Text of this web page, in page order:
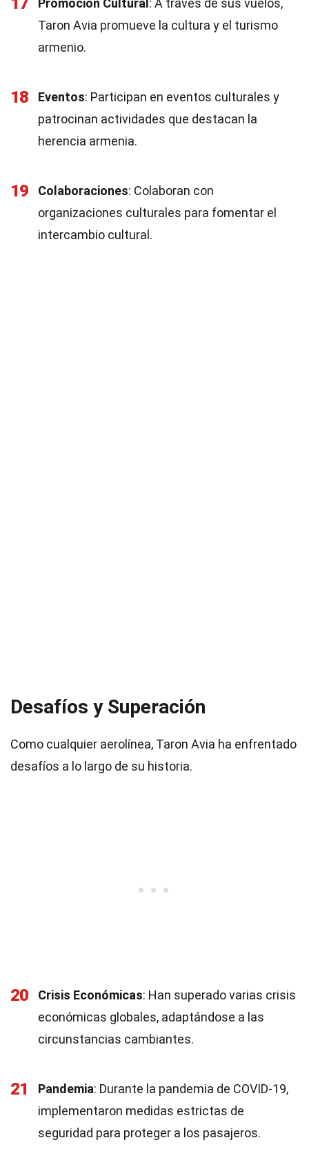
Promoción Cultural : A través de sus vuelos,
Taron Avia promueve la cultura y el turismo
armenio.
18 Eventos: Participan en eventos culturales y
patrocinan actividades que destacan la
herencia armenia.
19 Colaboraciones: Colaboran con
organizaciones culturales para fomentar el
intercambio cultural.
Desafíos y Superación
Como cualquier aerolínea, Taron Avia ha enfrentado
desafíos a lo largo de su historia.
20 Crisis Económicas: Han superado varias crisis
económicas globales, adaptándose a las
circunstancias cambiantes.
21 Pandemia: Durante la pandemia de COVID-19,
implementaron medidas estrictas de
seguridad para proteger a los pasajeros.